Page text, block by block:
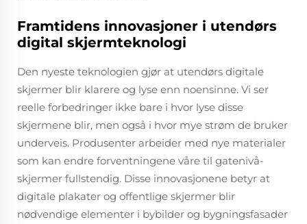
Framtidens innovasjoner i utendørs
digital skjermteknologi
Den nyeste teknologien gjør at utendørs digitale
skjermer blir klarere og lyse enn noensinne. Vi ser
reelle forbedringer ikke bare i hvor lyse disse
skjermene blir, men også i hvor mye strøm de bruker
underveis. Produsenter arbeider med nye materialer
som kan endre forventningene våre til gatenivå-
skjermer fullstendig. Disse innovasjonene betyr at
digitale plakater og offentlige skjermer blir
nødvendige elementer i bybilder og bygningsfasader